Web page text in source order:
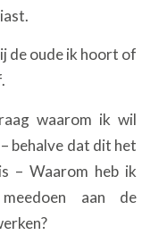
de oude ik hoort of
waarom ik wil
behalve dat dit het
– Waarom heb ik
aan de